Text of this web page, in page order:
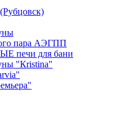
пара АЭГПП
печи для бани
"Кristina"